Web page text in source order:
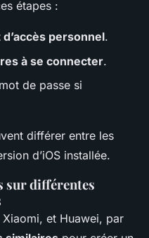
étapes :
d’accès personnel.
à se connecter.
de passe si
différer entre les
d’iOS installée.
sur différentes
Xiaomi, et Huawei, par